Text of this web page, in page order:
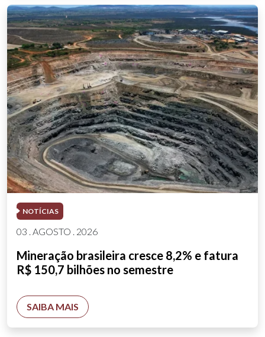
NOTÍCIAS
03 . AGOSTO . 2026
Mineração brasileira cresce 8,2% e fatura
R$ 150,7 bilhões no semestre
SAIBA MAIS